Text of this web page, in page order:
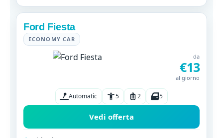
Ford Fiesta
ECONOMY CAR
da
€13
al giorno
Automatic 5 2 5
Vedi offerta